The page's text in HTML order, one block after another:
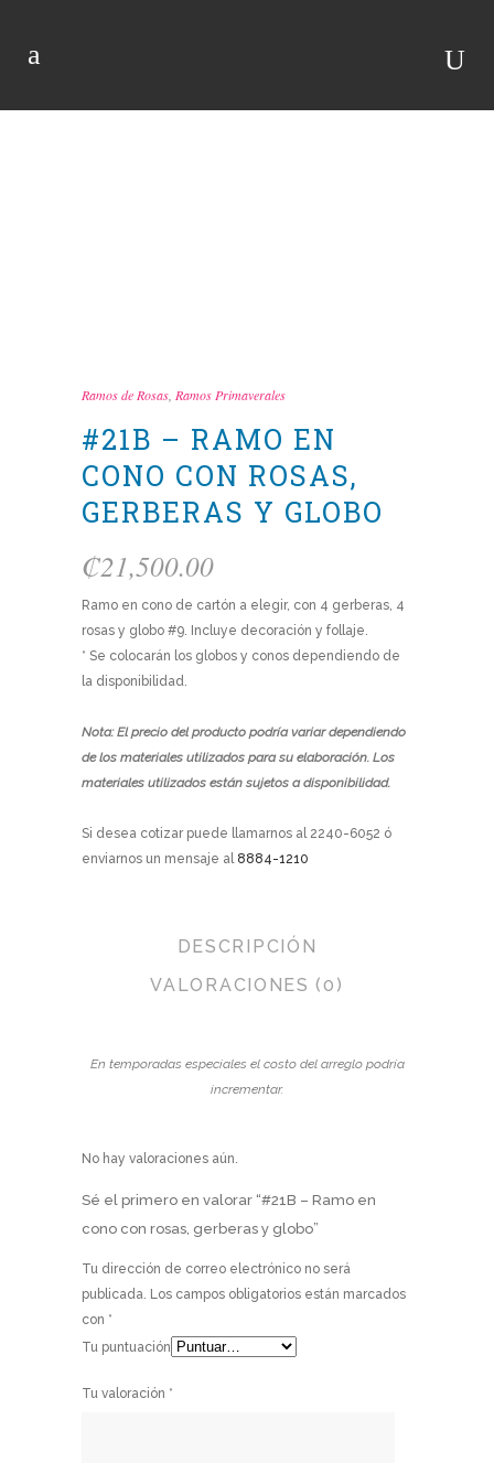
Ramos de Rosas Ramos Primaverales
#21B – RAMO EN
CONO CON ROSAS,
GERBERAS Y GLOBO
₡21,500.00
Ramo en cono de cartón a elegir, con 4 gerberas, 4
rosas y globo #9. Incluye decoración y follaje.
* Se colocarán los globos y conos dependiendo de
la disponibilidad.
Nota: El precio del producto podría variar dependiendo
de los materiales utilizados para su elaboración. Los
materiales utilizados están sujetos a disponibilidad.
Si desea cotizar puede llamarnos al 2240-6052 ó
enviarnos un mensaje al 8884-1210
DESCRIPCIÓN
VALORACIONES (0)
En temporadas especiales el costo del arreglo podría
incrementar.
No hay valoraciones aún.
Sé el primero en valorar “#21B – Ramo en
cono con rosas, gerberas y globo”
Tu dirección de correo electrónico no será
publicada. Los campos obligatorios están marcados
con *
Tu puntuación
Tu valoración *